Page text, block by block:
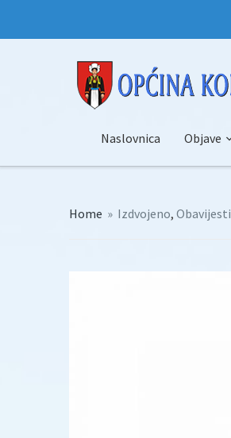
Naslovnica Objave
Home » Izdvojeno, Obavijesti